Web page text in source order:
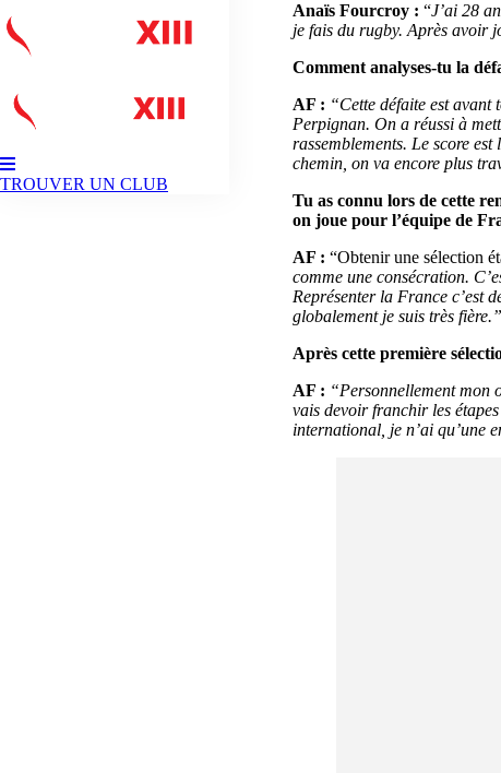
TROUVER UN CLUB
Anaïs Fourcroy : “J’ai 28
je fais du rugby. Après avoir
Comment analyses-tu la
AF : “Cette défaite est
Perpignan. On a réussi à
rassemblements. Le score
chemin, on va encore plus
Tu as connu lors de cette
on joue pour l’équipe de
AF : “Obtenir une sélection
comme une consécration.
Représenter la France c’est
globalement je suis très fière.”
Après cette première
AF : “Personnellement mon
vais devoir franchir les
international, je n’ai qu’une